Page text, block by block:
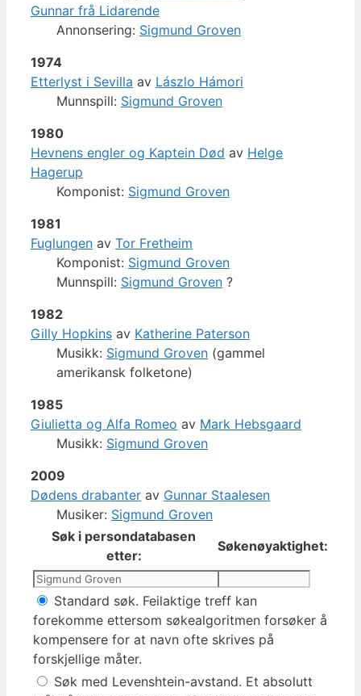
Gunnar frå Lidarende
Annonsering: Sigmund Groven
1974
Etterlyst i Sevilla av Lászlo Hámori
Munnspill: Sigmund Groven
1980
Hevnens engler og Kaptein Død av Helge
Hagerup
Komponist: Sigmund Groven
1981
Fuglungen av Tor Fretheim
Komponist: Sigmund Groven
Munnspill: Sigmund Groven ?
1982
Gilly Hopkins av Katherine Paterson
Musikk: Sigmund Groven (gammel
amerikansk folketone)
1985
Giulietta og Alfa Romeo av Mark Hebsgaard
Musikk: Sigmund Groven
2009
Dødens drabanter av Gunnar Staalesen
Musiker: Sigmund Groven
Søk i persondatabasen
etter:
Søkenøyaktighet:
Standard søk. Feilaktige treff kan
forekomme ettersom søkealgoritmen forsøker å
kompensere for at navn ofte skrives på
forskjellige måter.
Søk med Levenshtein-avstand. Et absolutt